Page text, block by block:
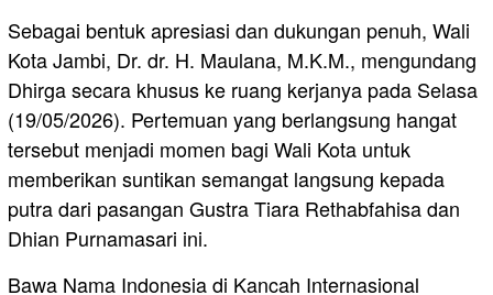
Sebagai bentuk apresiasi dan dukungan penuh, Wali
Kota Jambi, Dr. dr. H. Maulana, M.K.M., mengundang
Dhirga secara khusus ke ruang kerjanya pada Selasa
(19/05/2026). Pertemuan yang berlangsung hangat
tersebut menjadi momen bagi Wali Kota untuk
memberikan suntikan semangat langsung kepada
putra dari pasangan Gustra Tiara Rethabfahisa dan
Dhian Purnamasari ini.
Bawa Nama Indonesia di Kancah Internasional